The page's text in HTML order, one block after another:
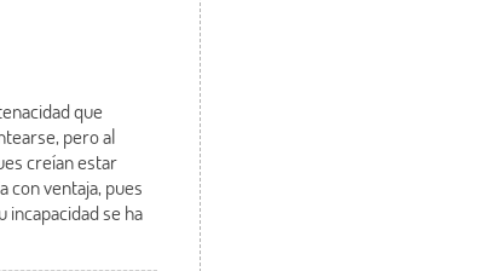
que
pero al
creían estar
con ventaja, pues
incapacidad se ha